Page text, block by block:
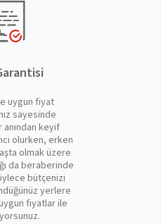
uygun fiyat
sayesinde
keyif
olurken, erken
olmak üzere
da beraberinde
bütçenizi
yerlere
fiyatlar ile